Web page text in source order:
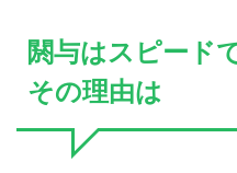
閼与はスピード
その理由は